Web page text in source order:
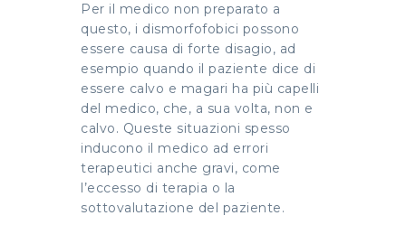
Per il medico non preparato a
questo, i dismorfofobici possono
essere causa di forte disagio, ad
esempio quando il paziente dice di
essere calvo e magari ha più capelli
del medico, che, a sua volta, non e
calvo. Queste situazioni spesso
inducono il medico ad errori
terapeutici anche gravi, come
l’eccesso di terapia o la
sottovalutazione del paziente.